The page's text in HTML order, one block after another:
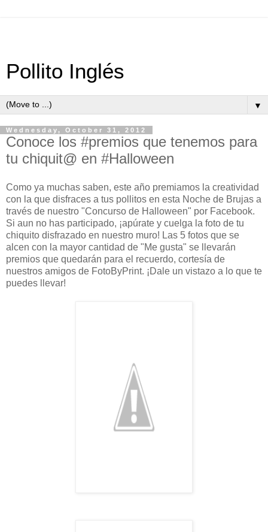
Pollito Inglés
▼
Wednesday, October 31, 2012
Conoce los #premios que tenemos para
tu chiquit@ en #Halloween
Como ya muchas saben, este año premiamos la creatividad
con la que disfraces a tus pollitos en esta Noche de Brujas a
través de nuestro "Concurso de Halloween" por Facebook.
Si aun no has participado, ¡apúrate y cuelga la foto de tu
chiquito disfrazado en nuestro muro! Las 5 fotos que se
alcen con la mayor cantidad de "Me gusta" se llevarán
premios que quedarán para el recuerdo, cortesía de
nuestros amigos de FotoByPrint. ¡Dale un vistazo a lo que te
puedes llevar!